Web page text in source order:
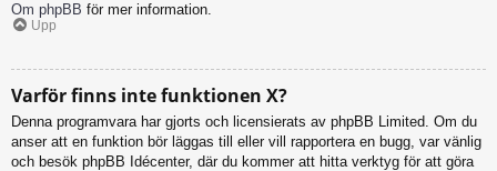
Om phpBB för mer information.
Upp
Varför finns inte funktionen X?
Denna programvara har gjorts och licensierats av phpBB Limited. Om du
anser att en funktion bör läggas till eller vill rapportera en bugg, var vänlig
och besök phpBB Idécenter, där du kommer att hitta verktyg för att göra